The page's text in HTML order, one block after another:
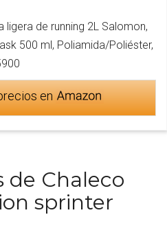
ligera de running 2L Salomon,
500 ml, Poliamida/Poliéster,
en
de Chaleco
sprinter